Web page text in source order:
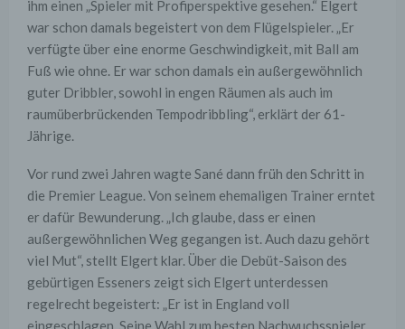
ihm einen „Spieler mit Profiperspektive gesehen.“ Elgert
war schon damals begeistert von dem Flügelspieler. „Er
verfügte über eine enorme Geschwindigkeit, mit Ball am
Fuß wie ohne. Er war schon damals ein außergewöhnlich
guter Dribbler, sowohl in engen Räumen als auch im
raumüberbrückenden Tempodribbling“, erklärt der 61-
Jährige.
Vor rund zwei Jahren wagte Sané dann früh den Schritt in
die Premier League. Von seinem ehemaligen Trainer erntet
er dafür Bewunderung. „Ich glaube, dass er einen
außergewöhnlichen Weg gegangen ist. Auch dazu gehört
viel Mut“, stellt Elgert klar. Über die Debüt-Saison des
gebürtigen Esseners zeigt sich Elgert unterdessen
regelrecht begeistert: „Er ist in England voll
eingeschlagen. Seine Wahl zum besten Nachwuchsspieler